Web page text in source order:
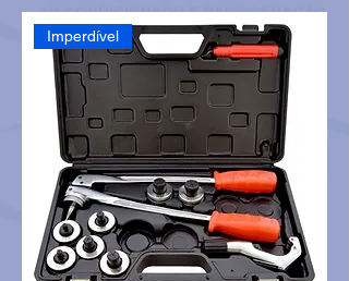
Imperdível